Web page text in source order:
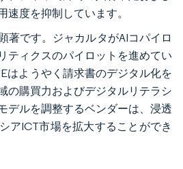
速度を抑制しています。
著です。ジャカルタがAIコパイロ
ティクスのパイロットを進めてい
はようやく請求書のデジタル化を
の購買力およびデジタルリテラシ
デルを調整するベンダーは、浸透
アICT市場を拡大することができ